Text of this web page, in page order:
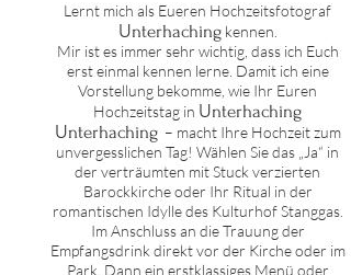
Lernt mich als Eueren Hochzeitsfotograf
Unterhachingkennen.
Mir ist es immer sehr wichtig, dass ich Euch
erst einmal kennen lerne. Damit ich eine
Vorstellung bekomme, wie Ihr Euren
Hochzeitstag in Unterhaching
Unterhaching– macht Ihre Hochzeit zum
unvergesslichen Tag! Wählen Sie das „Ja“ in
der verträumten mit Stuck verzierten
Barockkirche oder Ihr Ritual in der
romantischen Idylle des Kulturhof Stanggas.
Im Anschluss an die Trauung der
Empfangsdrink direkt vor der Kirche oder im
Park. Dann ein erstklassiges Menü oder